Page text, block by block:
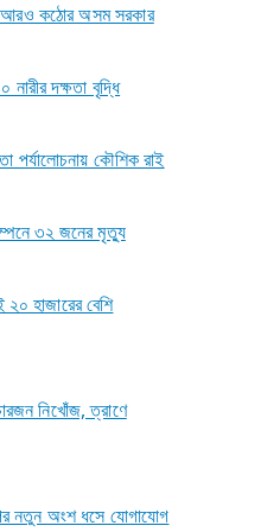
আরও কঠোর অসম সরকার
দক্ষতা বৃদ্ধি
পর্যালোচনায় কৌশিক রাই
৩২ জনের মৃত্যু
হাজারের বেশি
নিখোঁজ, ত্রাণে
নতুন অংশ ধসে যোগাযোগ